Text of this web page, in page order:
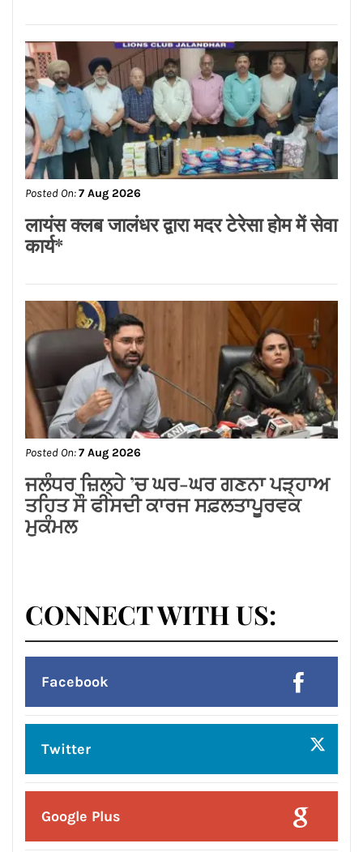
Posted On:7 Aug 2026
सीमा धूमल की विशेष सहभागिता में लघु उद्योग
मनाया तीज उत्सव
Posted On:7 Aug 2026
लायंस क्लब जालंधर द्वारा मदर टेरेसा होम में सेवा
ਜਲੰਧਰ ਜ਼ਿਲ੍ਹੇ ’ਚ ਘਰ-ਘਰ ਗਣਨਾ ਪੜ੍ਹਾਅ
ਤਹਿਤ ਸੌ ਫੀਸਦੀ ਕਾਰਜ ਸਫ਼ਲਤਾਪੂਰਵਕ
ਮੁਕੰਮਲ